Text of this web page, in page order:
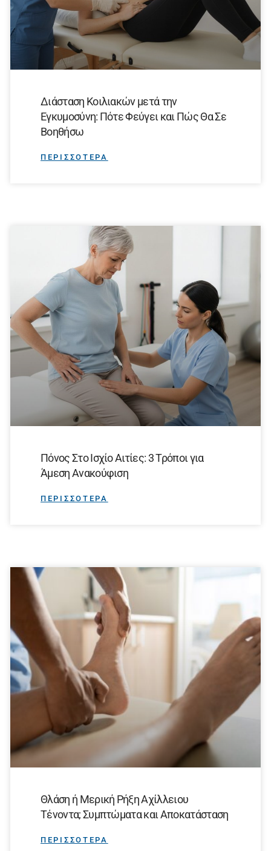
Διάσταση Κοιλιακών μετά την
Εγκυμοσύνη: Πότε Φεύγει και Πώς Θα Σε
Βοηθήσω
ΠΕΡΙΣΣΟΤΕΡΑ
Πόνος Στο Ισχίο Αιτίες: 3 Τρόποι για
Άμεση Ανακούφιση
ΠΕΡΙΣΣΟΤΕΡΑ
Θλάση ή Μερική Ρήξη Αχίλλειου
Τένοντα; Συμπτώματα και Αποκατάσταση
ΠΕΡΙΣΣΟΤΕΡΑ